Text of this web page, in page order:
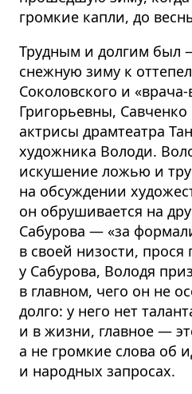
громкие капли, до
Трудным и долгим был
снежную зиму к
Соколовского и
Григорьевны,
актрисы драмтеатра
художника Володи.
искушение ложью и
на обсуждении
он обрушивается на
Сабурова — «за
в своей низости,
у Сабурова, Володя
в главном, чего он не
долго: у него нет
и в жизни, главное —
а не громкие слова об
и народных запросах.